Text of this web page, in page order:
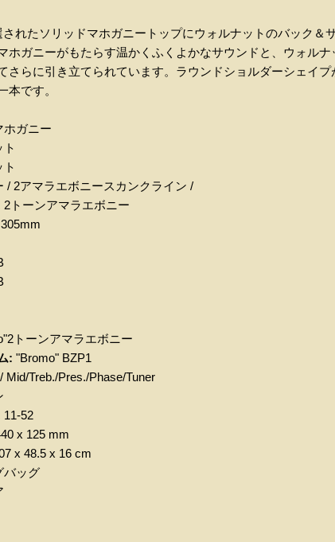
れたソリッドマホガニートップにウォルナットのバック＆
ホガニーがもたらす温かくふくよかなサウンドと、ウォル
さらに引き立てられています。ラウンドショルダーシェイ
本です。
ホガニー
/ 2アマラエボニースカンクライン /
2トーンアマラエボニー
305mm
トーンアマラエボニー
: "Bromo" BZP1
Mid/Treb./Pres./Phase/Tuner
11-52
x 125 mm
x 48.5 x 16 cm
バッグ